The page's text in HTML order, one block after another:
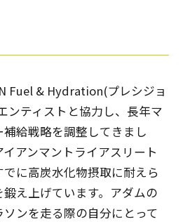
Fuel & Hydration(プレシジョ
ンティストと協力し、長年マ
給戦略を調整してきまし
アンマントライアスリート
に高炭水化物摂取に耐えら
え上げています。アダムの
ンを走る際の自分にとって